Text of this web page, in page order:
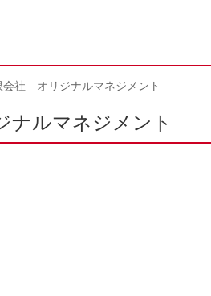
会社 オリジナルマネジメント
ルマネジメント